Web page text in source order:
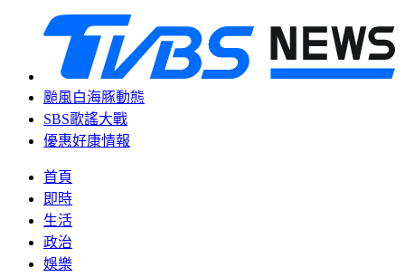
颱風白海豚動態
SBS歌謠大戰
優惠好康情報
首頁
即時
生活
政治
娛樂